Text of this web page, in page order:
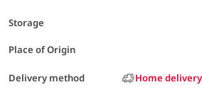
Storage
Place of Origin
Delivery method Home delivery